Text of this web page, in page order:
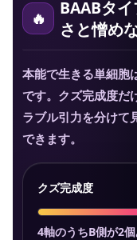
BAABタ
さと憎め
本能で生きる単細胞
です。クズ完成度だ
ラブル引力を分けて
できます。
クズ完成度
4軸のうちB側が2